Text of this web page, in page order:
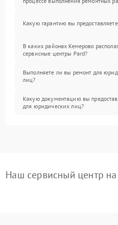
Какую гарантию вы
В каких районах Кемерово
сервисные центры Pard?
Выполняете ли вы ремонт для
лиц?
Какую документацию вы
для юридических лиц?
Наш сервисный центр